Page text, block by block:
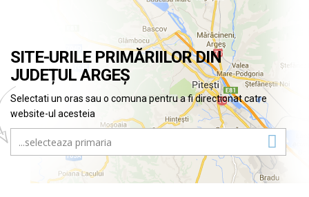
SITE-URILE PRIMĂRIILOR DIN
JUDEȚUL ARGEȘ
Selectati un oras sau o comuna pentru a fi directionat catre
website-ul acesteia